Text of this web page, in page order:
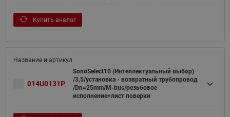
Купить аналог
014U0131P
SonoSelect10 (Интеллектуальный выбор)
/3,5/установка - возвратный трубопровод
/Dn=25mm/M-bus/резьбовое
исполнение+лист поверки